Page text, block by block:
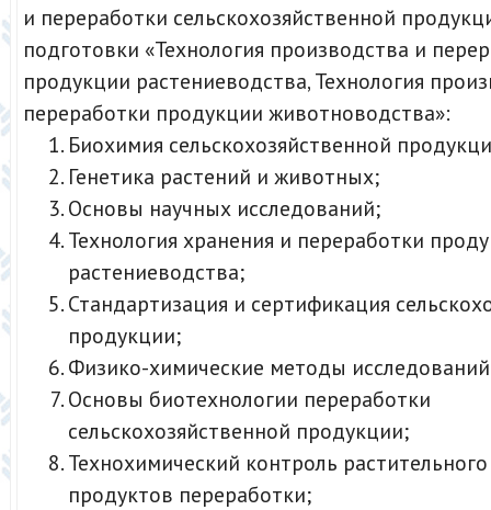
и переработки сельскохозяйственной
подготовки «Технология производства и
продукции растениеводства, Технология
переработки продукции животноводства»:
Биохимия сельскохозяйственной
Генетика растений и животных;
Основы научных исследований;
Технология хранения и переработки
растениеводства;
Стандартизация и сертификация
продукции;
Физико-химические методы
Основы биотехнологии переработки
сельскохозяйственной продукции;
Технохимический контроль
продуктов переработки;